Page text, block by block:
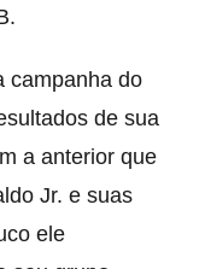
campanha do
de sua
a anterior que
Jr. e suas
ele